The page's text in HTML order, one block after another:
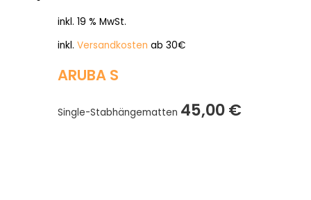
inkl. 19 % MwSt.
inkl. Versandkosten ab 30€
ARUBA S
Single-Stabhängematten 45,00€